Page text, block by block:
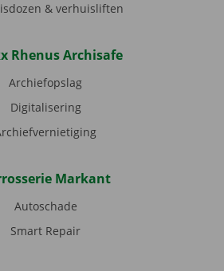
& verhuisliften
Rhenus Archisafe
Archiefopslag
Digitalisering
Markant
Autoschade
Smart Repair